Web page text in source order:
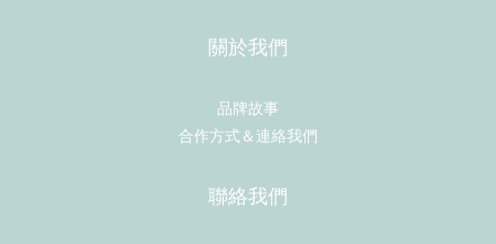
關於我們
品牌故事
合作方式＆連絡我們
聯絡我們